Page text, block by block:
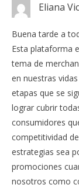
Eliana
Buena tarde a
Esta plataforma
tema de
en nuestras
etapas que se
lograr cubrir
consumidores
competitividad
estrategias sea
promociones
nosotros como